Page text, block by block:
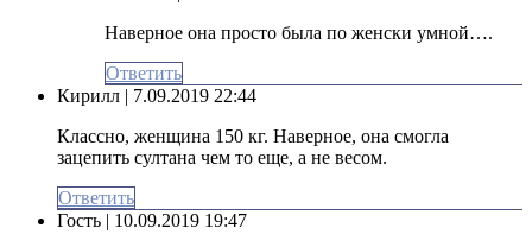
Наверное она просто была по женски умной….
Ответить
Кирилл | 7.09.2019 22:44
Классно, женщина 150 кг. Наверное, она смогла
зацепить султана чем то еще, а не весом.
Ответить
Гость | 10.09.2019 19:47